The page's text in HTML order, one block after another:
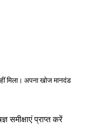
मिला। अपना खोज मानदंड
समीक्षाएं प्राप्त करें